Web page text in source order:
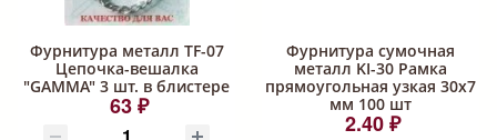
Фурнитура металл TF-07
Цепочка-вешалка
"GAMMA" 3 шт. в блистере
63 ₽
Фурнитура сумочная
металл KI-30 Рамка
прямоугольная узкая 30х7
мм 100 шт
2.40 ₽